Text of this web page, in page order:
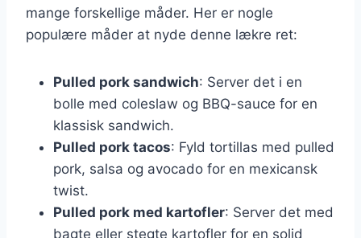
mange forskellige måder. Her er nogle
populære måder at nyde denne lækre ret:
Pulled pork sandwich: Server det i en
bolle med coleslaw og BBQ-sauce for en
klassisk sandwich.
Pulled pork tacos: Fyld tortillas med pulled
pork, salsa og avocado for en mexicansk
twist.
Pulled pork med kartofler: Server det med
bagte eller stegte kartofler for en solid